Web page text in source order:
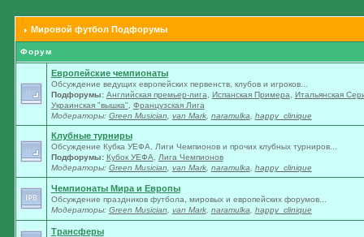
Мировой футбол Подфорумы
Форум
Европейские чемпионаты
Обсуждение ведущих европейских первенств, клубов и игроков...
Подфорумы: Английская премьер-лига Испанская Примера
Итальянская
Украинская "вышка"
Французская Лига
Модераторы: Green Musician van Mark, naramulka happy_clinique
Клубные турниры
Обсуждение Кубка УЕФА, Лиги Чемпионов и прочих клубных турниров...
Подфорумы: Кубок УЕФА
Лига Чемпионов
Модераторы: Green Musician van Mark, naramulka happy_clinique
Чемпионаты Мира и Европы
Обсуждение праздников футбола, мировых и европейских форумов...
Модераторы: Green Musician van Mark, naramulka happy_clinique
Трансферы